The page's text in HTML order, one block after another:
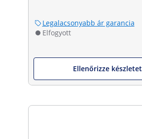
Legalacsonyabb ár garancia
Elfogyott
Ellenőrizze készletet